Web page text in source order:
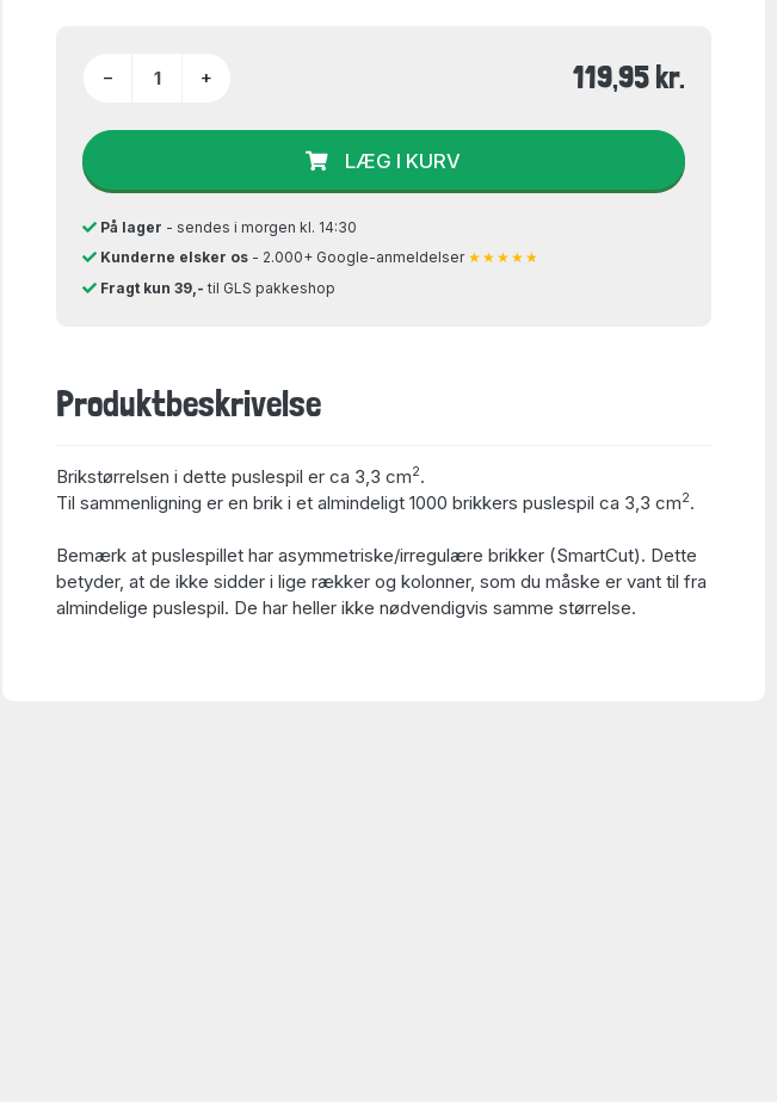
− + 119,95 kr.
LÆG I KURV
På lager - sendes i morgen kl. 14:30
Kunderne elsker os - 2.000+ Google-anmeldelser ★★★★★
Fragt kun 39,- til GLS pakkeshop
Produktbeskrivelse
Brikstørrelsen i dette puslespil er ca 3,3 cm2.
Til sammenligning er en brik i et almindeligt 1000 brikkers puslespil ca 3,3 cm2.
Bemærk at puslespillet har asymmetriske/irregulære brikker (SmartCut). Dette
betyder, at de ikke sidder i lige rækker og kolonner, som du måske er vant til fra
almindelige puslespil. De har heller ikke nødvendigvis samme størrelse.